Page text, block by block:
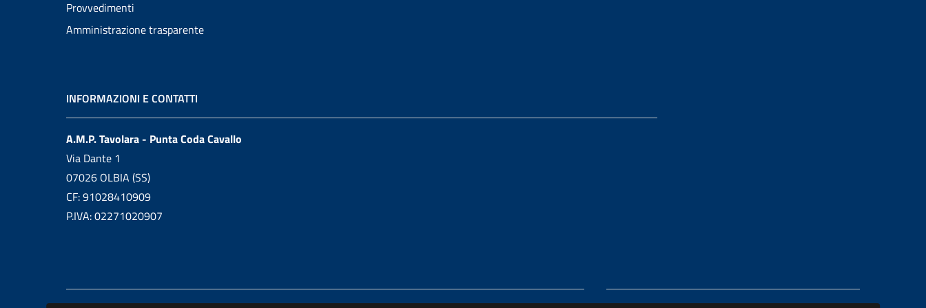
Provvedimenti
Amministrazione trasparente
INFORMAZIONI E CONTATTI
A.M.P. Tavolara - Punta Coda Cavallo
Via Dante 1
07026 OLBIA (SS)
CF: 91028410909
P.IVA: 02271020907